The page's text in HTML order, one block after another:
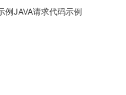
例JAVA请求代码示例